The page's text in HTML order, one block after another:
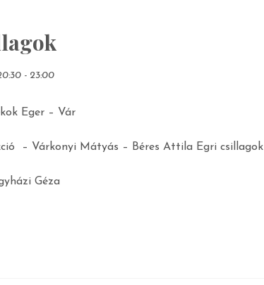
- 23:00
Eger – Vár
– Várkonyi Mátyás – Béres Attila Egri csillagok
Géza